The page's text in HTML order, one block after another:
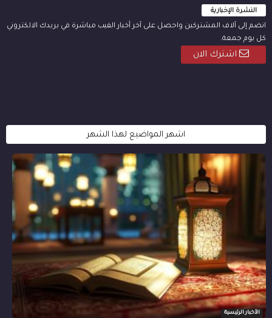
النشرة الإخبارية
انضم إلى آلاف المشتركين واحصل على آخر أخبار الفيب مباشرة في بريدك الالكتروني
كل يوم جمعة.
اشترك الان
اشهر المواضيع لهذا الشهر
الأخبار الرئيسية